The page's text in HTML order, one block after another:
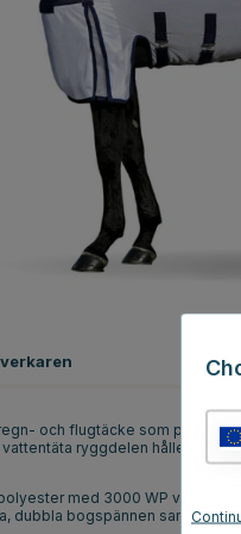
och flugtäcke som passar
ryggdelen håller
med 3000 WP
dubbla bogspännen samt